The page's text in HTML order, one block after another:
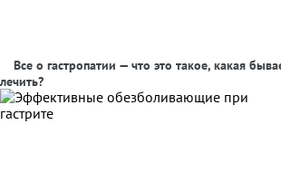
Все о гастропатии — что это такое, какая
лечить?